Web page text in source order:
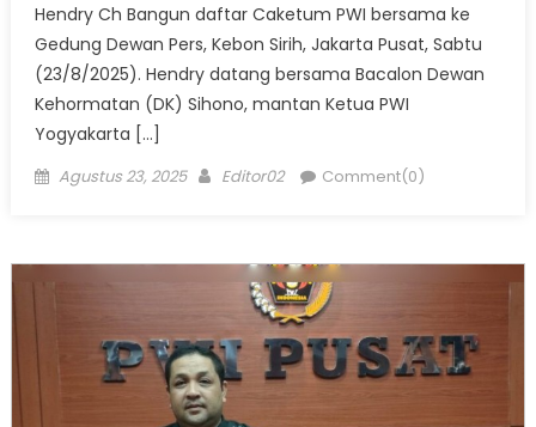
Hendry Ch Bangun daftar Caketum PWI bersama ke
Gedung Dewan Pers, Kebon Sirih, Jakarta Pusat, Sabtu
(23/8/2025). Hendry datang bersama Bacalon Dewan
Kehormatan (DK) Sihono, mantan Ketua PWI
Yogyakarta […]
Posted
Agustus 23, 2025 Author
Editor02 Comment(0)